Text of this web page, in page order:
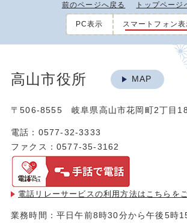
前のページへ戻る トップページ
PC表示 スマートフォン表
高山市役所 MAP
〒506-8555 岐阜県高山市花岡町2丁目
電話：0577-32-3333
ファクス：0577-35-3162
電話リレーサービスの利用方法は こちらを
業務時間：平日午前8時30分から午後5時